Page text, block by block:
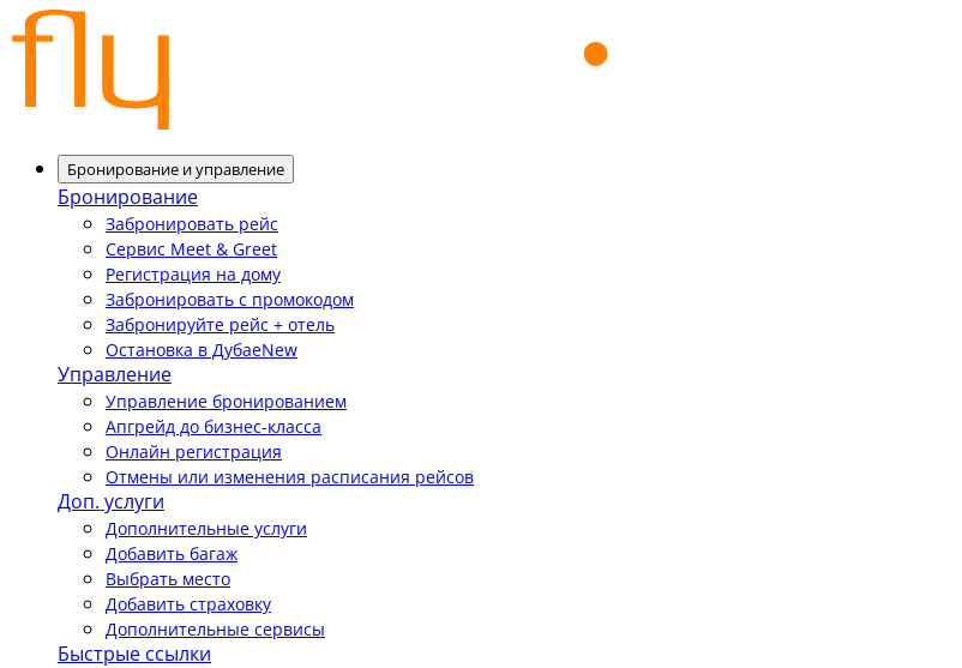
Бронирование и управление
Бронирование
Забронировать рейс
Сервис Meet & Greet
Регистрация на дому
Забронировать с промокодом
Забронируйте рейс + отель
Остановка в ДубаеNew
Управление
Управление бронированием
Апгрейд до бизнес-класса
Онлайн регистрация
Отмены или изменения расписания рейсов
Доп. услуги
Дополнительные услуги
Добавить багаж
Выбрать место
Добавить страховку
Дополнительные сервисы
Быстрые ссылки